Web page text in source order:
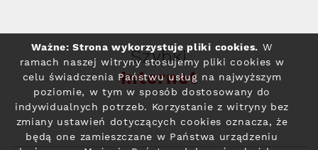
Szybki
Internet
Ważne: Strona wykorzystuje pliki cookies. W
ramach naszej witryny stosujemy pliki cookies w
celu świadczenia Państwu usług na najwyższym
poziomie, w tym w sposób dostosowany do
indywidualnych potrzeb. Korzystanie z witryny bez
zmiany ustawień dotyczących cookies oznacza, że
będą one zamieszczane w Państwa urządzeniu